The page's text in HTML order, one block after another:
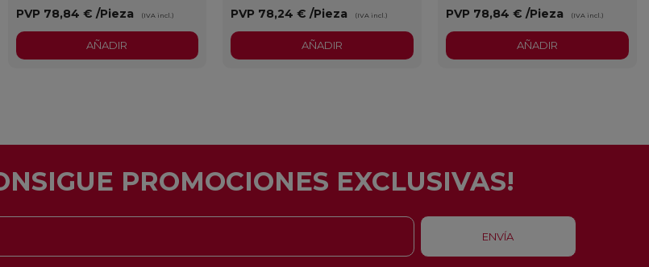
PVP 78,84 € /Pieza (IVA incl.)
AÑADIR
PVP 78,24 €/Pieza (IVA incl.)
AÑADIR
PVP 78,84 €/Pieza (IVA incl.)
AÑADIR
PROMOCIONES EXCLUSIVAS!